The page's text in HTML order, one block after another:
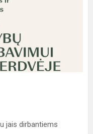
jais dirbantiems